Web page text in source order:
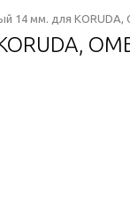
14 мм. для KORUDA,